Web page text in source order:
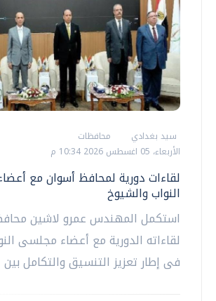
سيد بغدادي
محافظات
الأربعاء، 05 اغسطس 2026 10:34 م
لقاءات دورية لمحافظ أسوان مع
النواب والشيوخ
استكمل المهندس عمرو لاشين
لقاءاته الدورية مع أعضاء مجلسى
فى إطار تعزيز التنسيق والتكامل بين